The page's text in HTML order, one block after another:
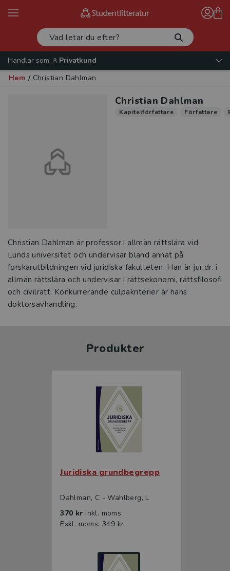
Handlar som:
Privatkund
Hem / Christian Dahlman
Christian Dahlman
Kapitelförfattare Författare
Christian Dahlman är professor i allmän rättslära vid
Lunds universitet och undervisar bland annat på
forskarutbildningen vid juridiska fakulteten. Han är jur.dr. i
allmän rättslära och undervisar i rättsekonomi, rättsfilosofi
och civilrätt. Konkurrerande culpakriterier är hans
doktorsavhandling.
Produkter
Juridiska grundbegrepp
Dahlman, C - Wahlberg, L
370 kr inkl. moms
Exkl. moms: 349 kr